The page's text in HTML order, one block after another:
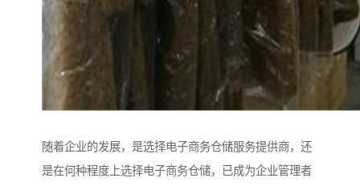
随着企业的发展，是选择电子商务仓储服务提供商，还
是在何种程度上选择电子商务仓储，已成为企业管理者